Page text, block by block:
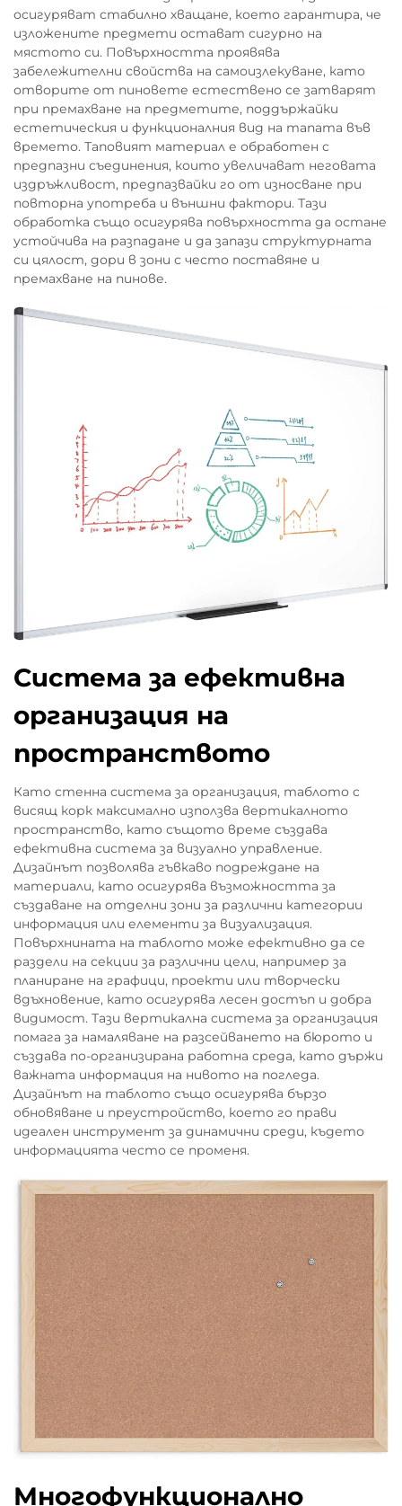
осигуряват стабилно хващане, което гарантира, че
изложените предмети остават сигурно на
мястото си. Повърхността проявява
забележителни свойства на самоизлекуване, като
отворите от пиновете естествено се затварят
при премахване на предметите, поддържайки
естетическия и функционалния вид на тапата във
времето. Таповият материал е обработен с
предпазни съединения, които увеличават неговата
издръжливост, предпазвайки го от износване при
повторна употреба и външни фактори. Тази
обработка също осигурява повърхността да остане
устойчива на разпадане и да запази структурната
си цялост, дори в зони с често поставяне и
премахване на пинове.
Система за ефективна
организация на
пространството
Като стенна система за организация, таблото с
висящ корк максимално използва вертикалното
пространство, като същото време създава
ефективна система за визуално управление.
Дизайнът позволява гъвкаво подреждане на
материали, като осигурява възможността за
създаване на отделни зони за различни категории
информация или елементи за визуализация.
Повърхнината на таблото може ефективно да се
раздели на секции за различни цели, например за
планиране на графици, проекти или творчески
вдъхновение, като осигурява лесен достъп и добра
видимост. Тази вертикална система за организация
помага за намаляване на разсейването на бюрото и
създава по-организирана работна среда, като държи
важната информация на нивото на погледа.
Дизайнът на таблото също осигурява бързо
обновяване и преустройство, което го прави
идеален инструмент за динамични среди, където
информацията често се променя.
Многофункционално